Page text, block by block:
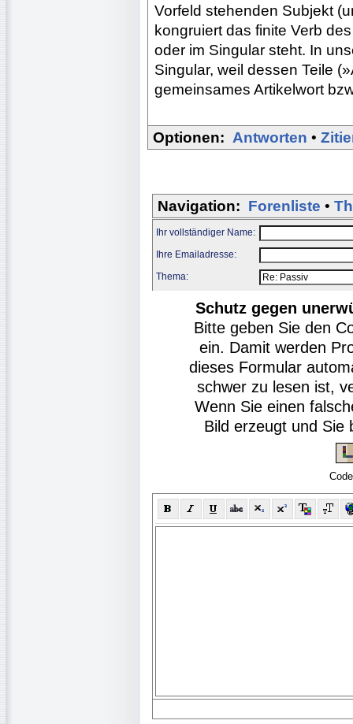
Vorfeld stehenden Subjekt
kongruiert das finite Verb
oder im Singular steht. In
Singular, weil dessen Teile
gemeinsames Artikelwort
Optionen: Antworten •
Navigation: Forenliste •
Ihr vollständiger Name:
Ihre Emailadresse:
Thema:
Schutz gegen
Bitte geben Sie den
ein. Damit werden
dieses Formular
schwer zu lesen ist,
Wenn Sie einen
Bild erzeugt und Sie